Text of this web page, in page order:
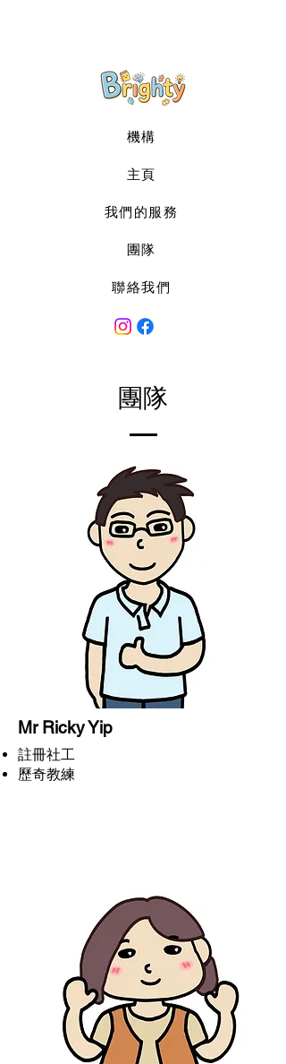
機構
主頁
我們的服務
團隊
聯絡我們
團隊
Mr Ricky Yip
註冊社工
歷奇教練